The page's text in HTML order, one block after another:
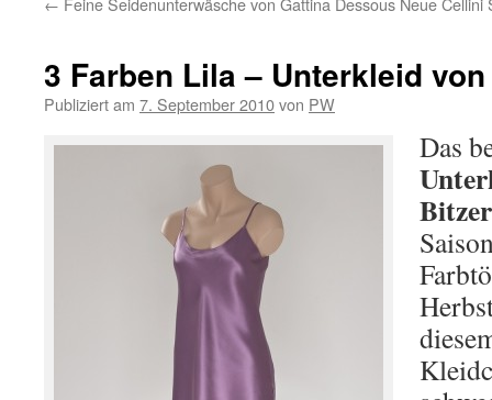
3 Farben Lila – Unterkleid
Publiziert am 7. September 2010von PW
Das
Bitzer